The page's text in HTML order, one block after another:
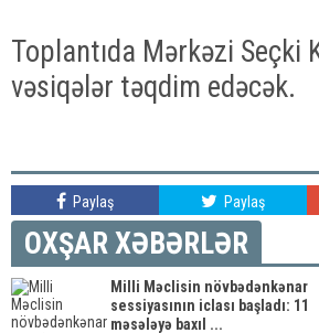
Toplantıda Mərkəzi Seçki
vəsiqələr təqdim edəcək.
Paylaş Paylaş
OXŞAR XƏBƏRLƏR
Milli Məclisin növbədənkənar
sessiyasının iclası başladı: 11
məsələyə baxıl ...